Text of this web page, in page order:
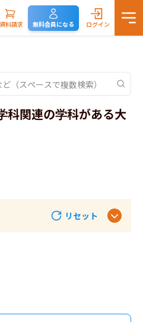
資料請求 無料会員になる ログイン
科関連の学科がある大
リセット